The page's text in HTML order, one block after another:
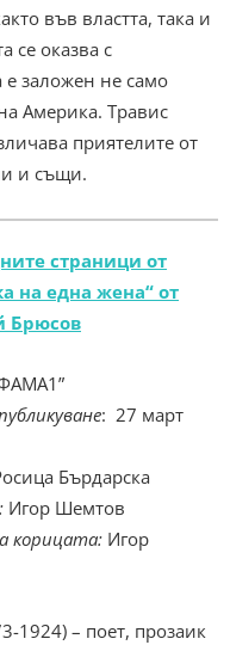
във властта, така и
се оказва с
заложен не само
Америка. Травис
приятелите от
и същи.
страници от
на една жена“ от
Брюсов
: 27 март
Бърдарска
Игор Шемтов
корицата: Игор
1924) – поет, прозаик